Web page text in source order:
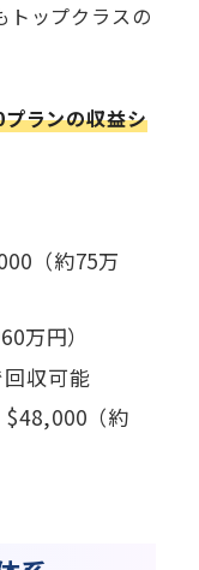
トップクラスの
ランの収益シ
（約75万
万円）
収可能
$48,000（約